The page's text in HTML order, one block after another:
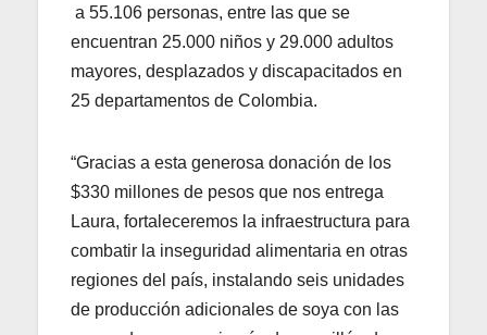
a 55.106 personas, entre las que se
encuentran 25.000 niños y 29.000 adultos
mayores, desplazados y discapacitados en
25 departamentos de Colombia.
“Gracias a esta generosa donación de los
$330 millones de pesos que nos entrega
Laura, fortaleceremos la infraestructura para
combatir la inseguridad alimentaria en otras
regiones del país, instalando seis unidades
de producción adicionales de soya con las